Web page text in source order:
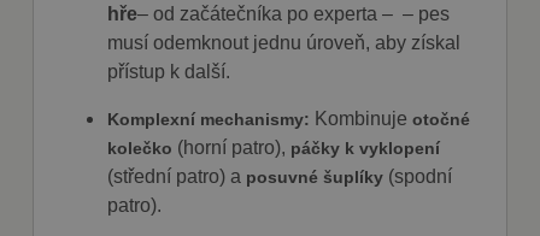
hře– od začátečníka po experta – – pes
musí odemknout jednu úroveň, aby získal
přístup k další.
Komplexní mechanismy: Kombinujeotočné
kolečko (horní patro), páčky k vyklopení
(střední patro) a posuvné šuplíky (spodní
patro).